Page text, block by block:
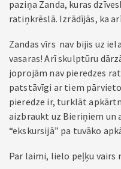
paziņa Zanda, kuras
ratiņkrēslā. Izrādījās, ka
Zandas vīrs nav bijis uz
vasaras! Arī skulptūru
joprojām nav pieredzes
patstāvīgi ar tiem
pieredze ir, turklāt
aizbraukt uz Bieriņiem un
“ekskursijā” pa tuvāko
Par laimi, lielo peļķu vairs